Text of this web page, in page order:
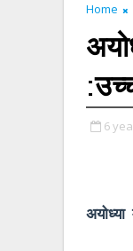
Home
6
अयोध्या